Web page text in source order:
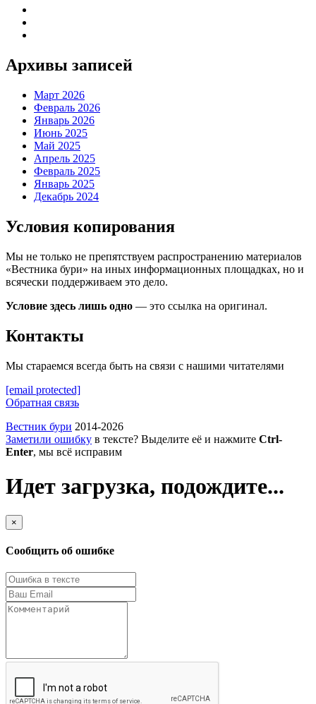
Архивы записей
Март 2026
Февраль 2026
Январь 2026
Июнь 2025
Май 2025
Апрель 2025
Февраль 2025
Январь 2025
Декабрь 2024
Условия копирования
Мы не только не препятствуем распространению материалов
«Вестника бури» на иных информационных площадках, но и
всячески поддерживаем это дело.
Условие здесь лишь одно — это ссылка на оригинал.
Контакты
Мы стараемся всегда быть на связи с нашими читателями
[email protected]
Обратная связь
Вестник бури 2014-2026
Заметили ошибку в тексте? Выделите её и нажмите Ctrl-
Enter, мы всё исправим
Идет загрузка, подождите...
×
Сообщить об ошибке